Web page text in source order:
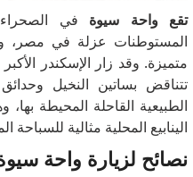
تقع واحة سيوة في الصحراء
المستوطنات عزلة في مصر،
متميزة. وقد زار الإسكندر
تتناقض بساتين النخيل
الطبيعية القاحلة المحيطة
الينابيع المحلية مثالية
نصائح لزيارة واحة